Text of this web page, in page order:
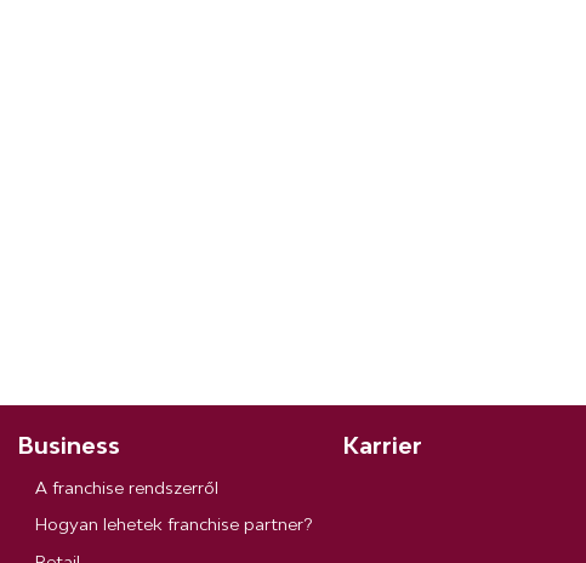
Business
A franchise rendszerről
Hogyan lehetek franchise partner?
Karrier